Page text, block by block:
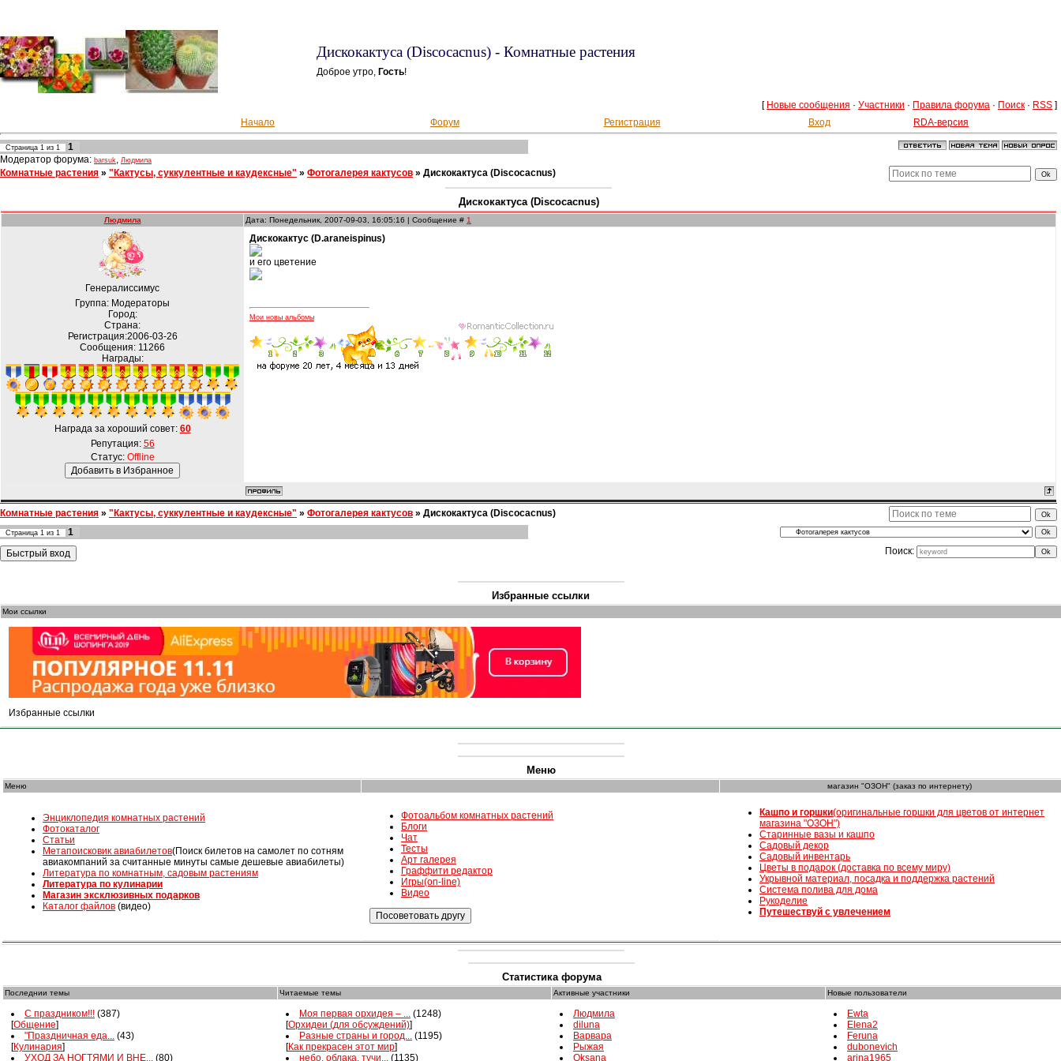
Дискокактуса (Discocacnus) - Комнатные растения
Доброе утро, Гость!
[ Новые сообщения · Участники · Правила форума · Поиск · RSS ]
Начало
Форум Регистрация Вход RDA-версия
Страница 1 из 1
1
Модератор форума: barsuk, Людмила
Комнатные растения » "Кактусы, суккулентные и каудексные" » Фотогалерея кактусов » Дискокактуса (Discocacnus)
Дискокактуса (Discocacnus)
Людмила Дата: Понедельник, 2007-09-03, 16:05:16 | Сообщение # 1
Генералиссимус
Группа: Модераторы
Город:
Страна:
Регистрация:2006-03-26
Сообщения: 11266
Награды:
Награда за хороший совет: 60
Репутация: 56
Статус: Offline
Дискокактус (D.araneispinus)
и его цветение
Мои новы альбомы
Комнатные растения » "Кактусы, суккулентные и каудексные" » Фотогалерея кактусов » Дискокактуса (Discocacnus)
Страница 1 из 1
1
Поиск:
Избранные ссылки
Мои ссылки
Избранные ссылки
Меню
Меню магазин "ОЗОН" (заказ по интернету)
Энциклопедия комнатных растений
Фотокаталог
Статьи
Mетапоисковик авиабилетов(Поиск билетов на самолет по сотням
авиакомпаний за считанные минуты самые дешевые авиабилеты)
Литература по комнатным, садовым растениям
Литература по кулинарии
Магазин эксклюзивных подарков
Каталог файлов (видео)
Фотоальбом комнатных растений
Блоги
Чат
Тесты
Арт галерея
Граффити редактор
Игры(on-line)
Видео
Кашпо и горшки(оригинальные горшки для цветов от интернет
магазина "ОЗОН")
Старинные вазы и кашпо
Садовый декор
Садовый инвентарь
Цветы в подарок (доставка по всему миру)
Укрывной материал, посадка и поддержка растений
Система полива для дома
Рукоделие
Путешествуй с увлечением
Статистика форума
Последнии темы Читаемые темы Активные участники Новые пользователи
С праздником!!! (387)
[Общение]
"Праздничная еда... (43)
[Кулинария]
УХОД ЗА НОГТЯМИ И ВНЕ... (80)
Моя первая орхидея – ... (1248)
[Орхидеи (для обсуждений)]
Разные страны и город... (1195)
[Как прекрасен этот мир]
небо, облака, тучи... (1135)
Людмила
diluna
Варвара
Рыжая
Oksana
Ewta
Elena2
Feruna
dubonevich
arina1965